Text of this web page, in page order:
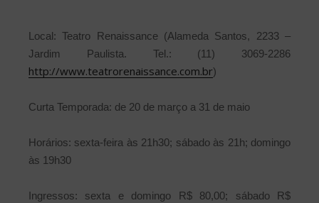
Local: Teatro Renaissance (Alameda Santos, 2233 –
Jardim Paulista. Tel.: (11) 3069-2286
http://www.teatrorenaissance.com.br)
Curta Temporada: de 20 de março a 31 de maio
Horários: sexta-feira às 21h30; sábado às 21h; domingo
às 19h30
Ingressos: sexta e domingo R$ 80,00; sábado R$